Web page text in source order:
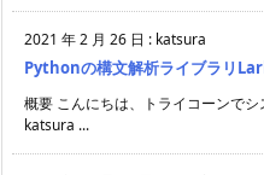
2021 年 2 月 26 日 : katsura
Pythonの構文解析ライブラリ
概要 こんにちは、トライコーンで
katsura ...